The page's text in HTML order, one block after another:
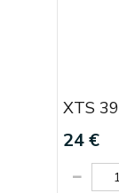
XTS
24 €